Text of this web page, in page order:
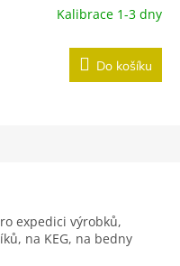
Kalibrace 1-3 dny
Do košíku
expedici výrobků,
na KEG, na bedny